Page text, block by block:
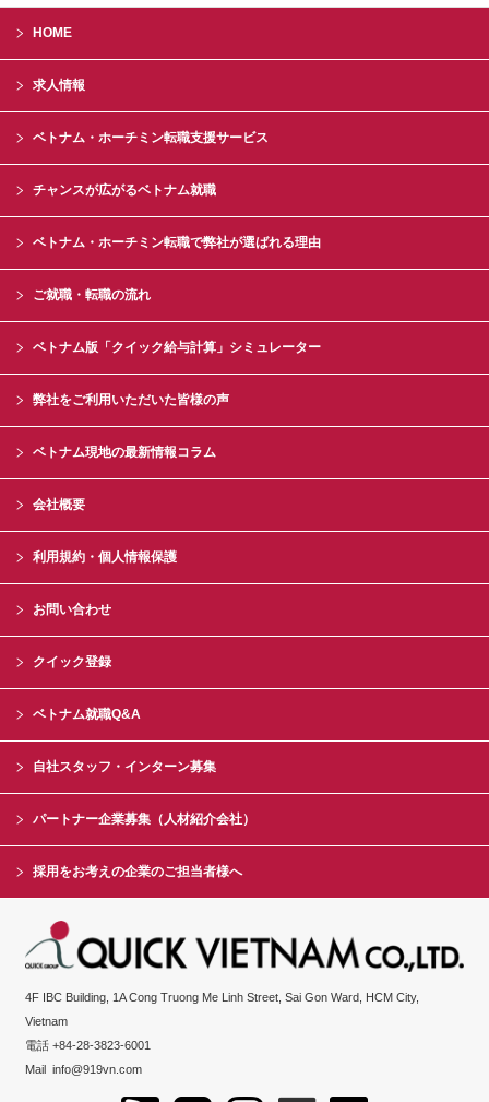
HOME
求人情報
ベトナム・ホーチミン転職支援サービス
チャンスが広がるベトナム就職
ベトナム・ホーチミン転職で弊社が選ばれる理由
ご就職・転職の流れ
ベトナム版「クイック給与計算」シミュレーター
弊社をご利用いただいた皆様の声
ベトナム現地の最新情報コラム
会社概要
利用規約・個人情報保護
お問い合わせ
クイック登録
ベトナム就職Q&A
自社スタッフ・インターン募集
パートナー企業募集（人材紹介会社）
採用をお考えの企業のご担当者様へ
4F IBC Building, 1A Cong Truong Me Linh Street, Sai Gon Ward, HCM City,
Vietnam
電話 +84-28-3823-6001
Mailinfo@919vn.com